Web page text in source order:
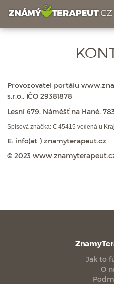
Provozovatel portálu
s.r.o., IČO 29381878
Lesní 679, Náměšť na Hané,
Spisová značka: C 45415 vedená u
E: info(at ) znamyterapeut.cz
© 2023
Jak to
O